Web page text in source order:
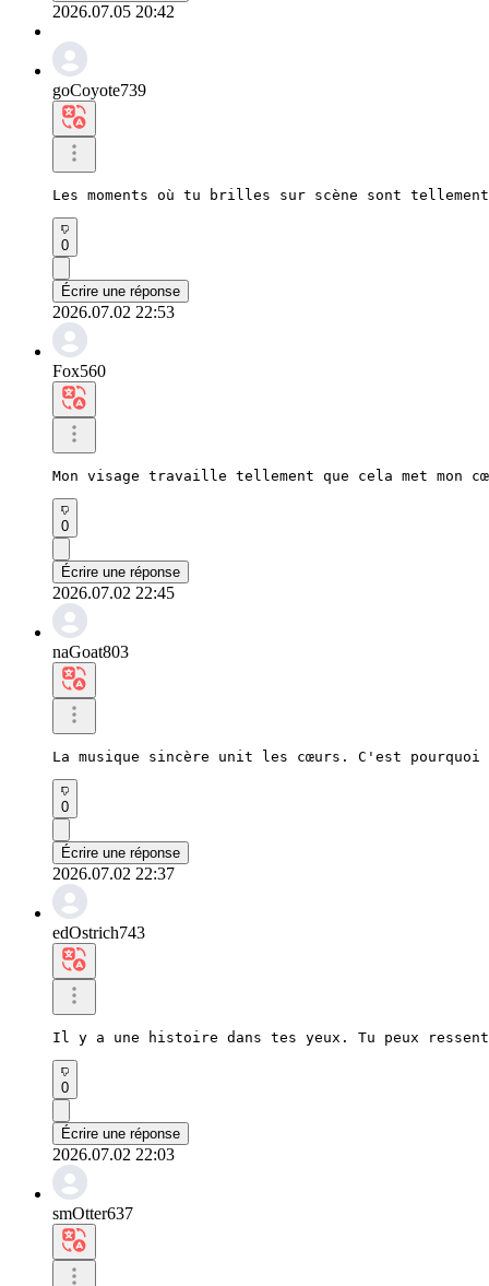
2026.07.05 20:42
goCoyote739
Les moments où tu brilles sur scène sont
0
Écrire une réponse
2026.07.02 22:53
Fox560
Mon visage travaille tellement que cela met mon
0
Écrire une réponse
2026.07.02 22:45
naGoat803
La musique sincère unit les cœurs. C'est
0
Écrire une réponse
2026.07.02 22:37
edOstrich743
Il y a une histoire dans tes yeux. Tu peux
0
Écrire une réponse
2026.07.02 22:03
smOtter637